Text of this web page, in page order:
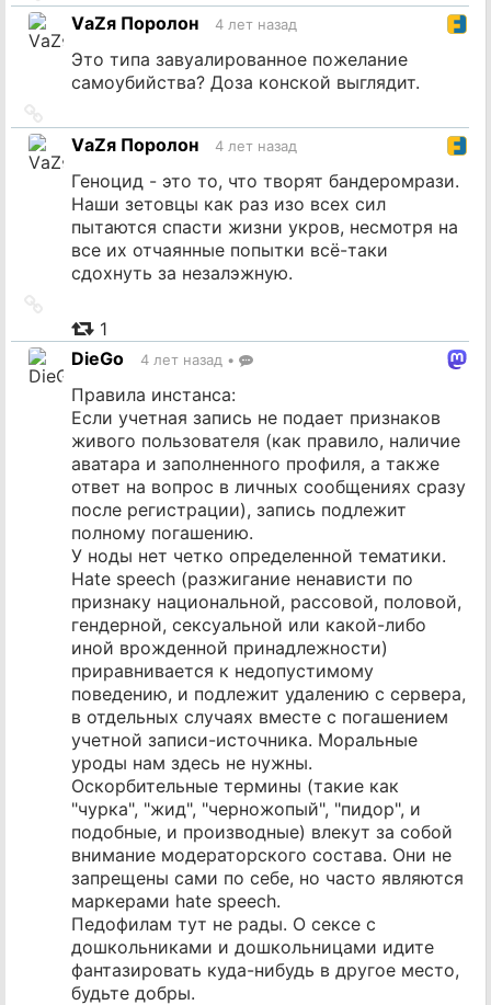
на
источник
VаZя Поролон 4 лет назад
Это типа завуалированное пожелание
самоубийства? Доза конской выглядит.
на
источник
VаZя Поролон 4 лет назад
Геноцид - это то, что творят бандеромрази.
Наши зетовцы как раз изо всех сил
пытаются спасти жизни укров, несмотря на
все их отчаянные попытки всё-таки
сдохнуть за незалэжную.
источник
1
DieGo
4 лет назад •
Правила инстанса:
Если учетная запись не подает признаков
живого пользователя (как правило, наличие
аватара и заполненного профиля, а также
ответ на вопрос в личных сообщениях сразу
после регистрации), запись подлежит
полному погашению.
У ноды нет четко определенной тематики.
Hate speech (разжигание ненависти по
признаку национальной, рассовой, половой,
гендерной, сексуальной или какой-либо
иной врожденной принадлежности)
приравнивается к недопустимому
поведению, и подлежит удалению с сервера,
в отдельных случаях вместе с погашением
учетной записи-источника. Моральные
уроды нам здесь не нужны.
Оскорбительные термины (такие как
"чурка", "жид", "черножопый", "пидор", и
подобные, и производные) влекут за собой
внимание модераторского состава. Они не
запрещены сами по себе, но часто являются
маркерами hate speech.
Педофилам тут не рады. О сексе с
дошкольниками и дошкольницами идите
фантазировать куда-нибудь в другое место,
будьте добры.